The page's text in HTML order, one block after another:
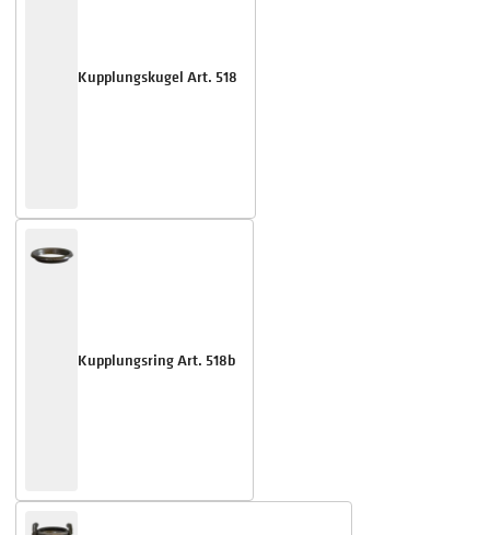
Kupplungskugel Art. 518
Kupplungsring Art. 518b